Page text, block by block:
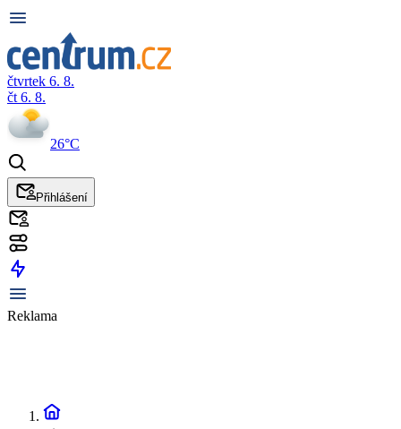
čtvrtek 6. 8.
čt 6. 8.
26°C
Přihlášení
Reklama